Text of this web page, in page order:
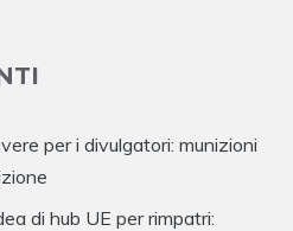
per i divulgatori: munizioni
di hub UE per rimpatri: